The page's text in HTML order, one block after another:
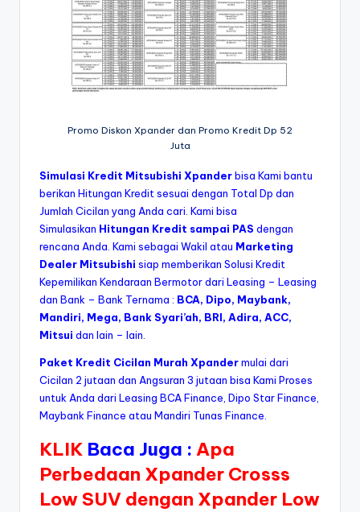
Promo Diskon Xpander dan Promo Kredit Dp 52
Juta
Simulasi Kredit Mitsubishi Xpanderbisa Kami bantu
berikan Hitungan Kredit sesuai dengan Total Dp dan
Jumlah Cicilan yang Anda cari. Kami bisa
Simulasikan Hitungan Kredit sampai PAS dengan
rencana Anda. Kami sebagai Wakil atau Marketing
Dealer Mitsubishi siap memberikan Solusi Kredit
Kepemilikan Kendaraan Bermotor dari Leasing – Leasing
dan Bank – Bank Ternama : BCA, Dipo, Maybank,
Mandiri, Mega, Bank Syari’ah, BRI, Adira, ACC,
Mitsui dan lain – lain.
Paket Kredit Cicilan Murah Xpandermulai dari
Cicilan 2 jutaan dan Angsuran 3 jutaan bisa Kami Proses
untuk Anda dari Leasing BCA Finance, Dipo Star Finance,
Maybank Finance atau Mandiri Tunas Finance.
KLIK Baca Juga : Apa
Perbedaan Xpander Crosss
Low SUV dengan Xpander Low